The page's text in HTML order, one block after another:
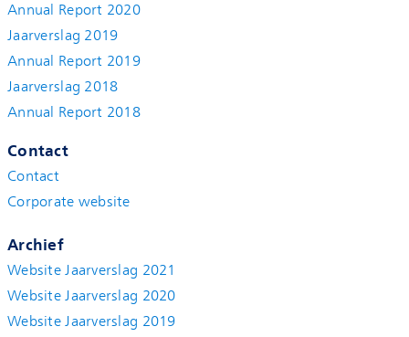
Annual Report 2020
Jaarverslag 2019
Annual Report 2019
Jaarverslag 2018
Annual Report 2018
Contact
Contact
Corporate website
Archief
Website Jaarverslag 2021
Website Jaarverslag 2020
Website Jaarverslag 2019